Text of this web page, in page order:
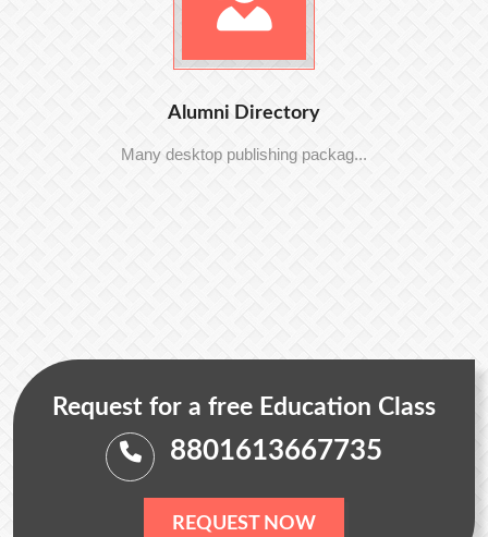
Alumni Directory
Many desktop publishing packag...
Request for a free Education Class
8801613667735
REQUEST NOW